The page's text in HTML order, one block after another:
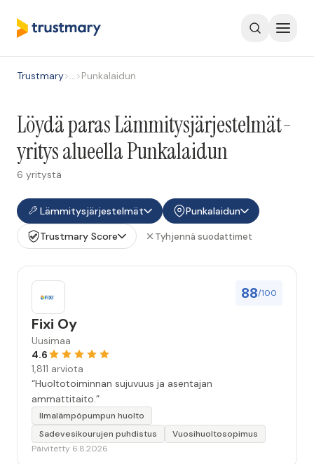
Trustmary>…>Punkalaidun
Löydä paras Lämmitysjärjestelmät-
yritys alueella Punkalaidun
6 yritystä
Lämmitysjärjestelmät
Punkalaidun
Trustmary Score
Tyhjennä suodattimet
88/100
Fixi Oy
Uusimaa
4.6
1,811 arviota
“Huoltotoiminnan sujuvuus ja asentajan
ammattitaito.”
Ilmalämpöpumpun huolto
Sadevesikourujen puhdistus
Vuosihuoltosopimus
Päivitetty 6.8.2026